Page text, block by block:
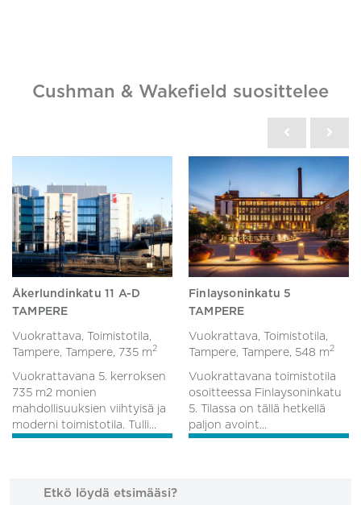
Cushman & Wakefield suosittelee
Åkerlundinkatu 11 A-D
TAMPERE
Vuokrattava, Toimistotila,
Tampere, Tampere, 735 m2
Vuokrattavana 5. kerroksen
735 m2 monien
mahdollisuuksien viihtyisä ja
moderni toimistotila. Tulli...
Finlaysoninkatu 5
TAMPERE
Vuokrattava, Toimistotila,
Tampere, Tampere, 548 m2
Vuokrattavana toimistotila
osoitteessa Finlaysoninkatu
5. Tilassa on tällä hetkellä
paljon avoint...
Etkö löydä etsimääsi?